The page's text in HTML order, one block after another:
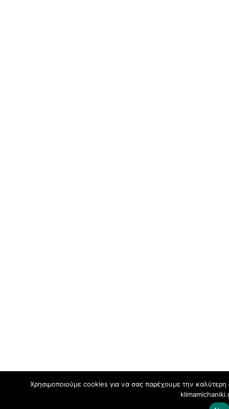
Χρησιμοποιούμε cookies για να σας παρέχουμε την καλύτερη